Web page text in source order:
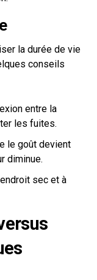
la durée de vie
conseils
entre la
les fuites.
le goût devient
diminue.
sec et à